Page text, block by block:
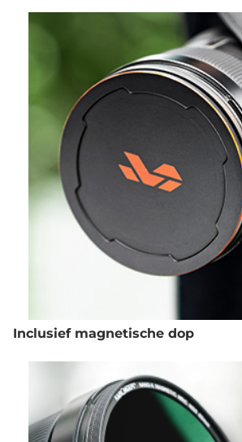
Inclusief magnetische dop